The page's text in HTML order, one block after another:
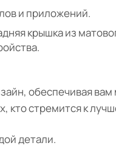
и приложений.
крышка из
обеспечивая
кто стремится к
детали.